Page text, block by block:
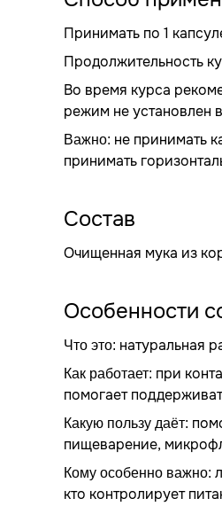
Принимать по 1
Продолжительность
Во время курса
режим не установлен
Важно: не принимать
принимать
Состав
Очищенная мука из
Особенности
Что это: натуральная
Как работает: при
помогает
Какую пользу даёт:
пищеварение,
Кому особенно важно:
кто контролирует